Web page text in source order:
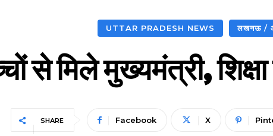
UTTAR PRADESH NEWS लखनऊ /
से मिले मुख्यमंत्री,
SHARE Facebook X